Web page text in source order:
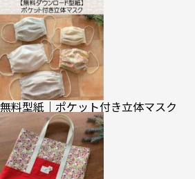
無料型紙｜ポケット付き立体マスク